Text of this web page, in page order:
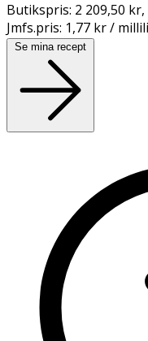
Butikspris: 2 209,50 kr,
Jmfs.pris: 1,77 kr /
Se mina recept